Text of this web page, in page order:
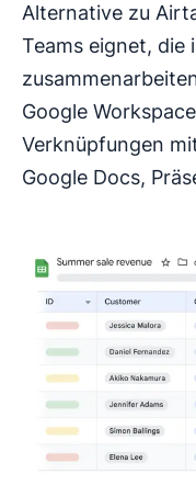
Alternative zu
Teams eignet, die
Google
Verknüpfungen
Google Docs,